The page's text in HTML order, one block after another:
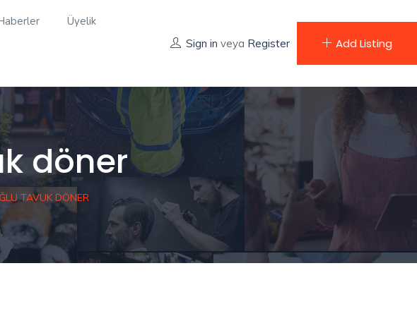
Üyelik
Sign in veya Register Add Listing
döner
TAVUK DÖNER